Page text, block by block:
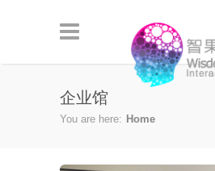
企业馆
You are here: Home